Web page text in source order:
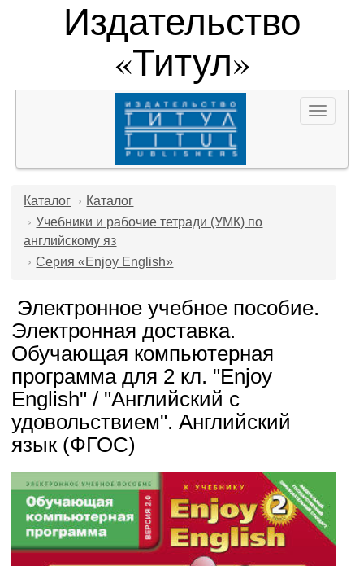
Издательство
«Титул»
Toggle
Каталог
Каталог
Учебники и рабочие тетради (УМК) по
английскому яз
Серия «Enjoy English»
Электронное учебное пособие.
Электронная доставка.
Обучающая компьютерная
программа для 2 кл. "Enjoy
English" / "Английский с
удовольствием". Английский
язык (ФГОС)